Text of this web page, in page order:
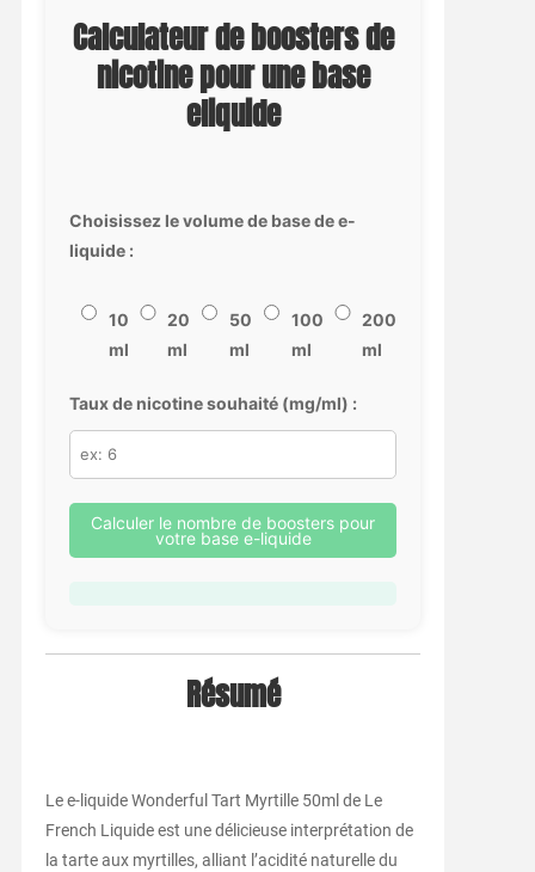
Calculateur de boosters de
nicotine pour une base
eliquide
Choisissez le volume de base de e-
liquide :
10
ml
20
ml
50
ml
100
ml
200
ml
Taux de nicotine souhaité (mg/ml) :
Calculer le nombre de boosters pour
votre base e-liquide
Résumé
Le e-liquide Wonderful Tart Myrtille 50ml de Le
French Liquide est une délicieuse interprétation de
la tarte aux myrtilles, alliant l’acidité naturelle du